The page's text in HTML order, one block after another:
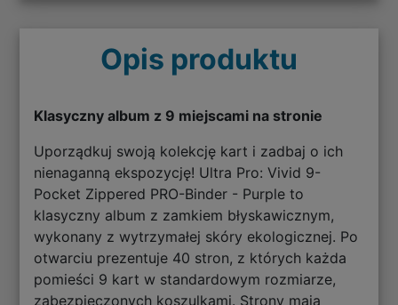
Opis produktu
Klasyczny album z 9 miejscami na stronie
Uporządkuj swoją kolekcję kart i zadbaj o ich
nienaganną ekspozycję! Ultra Pro: Vivid 9-
Pocket Zippered PRO-Binder - Purple to
klasyczny album z zamkiem błyskawicznym,
wykonany z wytrzymałej skóry ekologicznej. Po
otwarciu prezentuje 40 stron, z których każda
pomieści 9 kart w standardowym rozmiarze,
zabezpieczonych koszulkami. Strony mają